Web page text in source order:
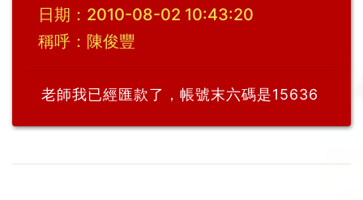
日期：2010-08-02 10:43:20
稱呼：陳俊豐
老師我已經匯款了，帳號末六碼是15636